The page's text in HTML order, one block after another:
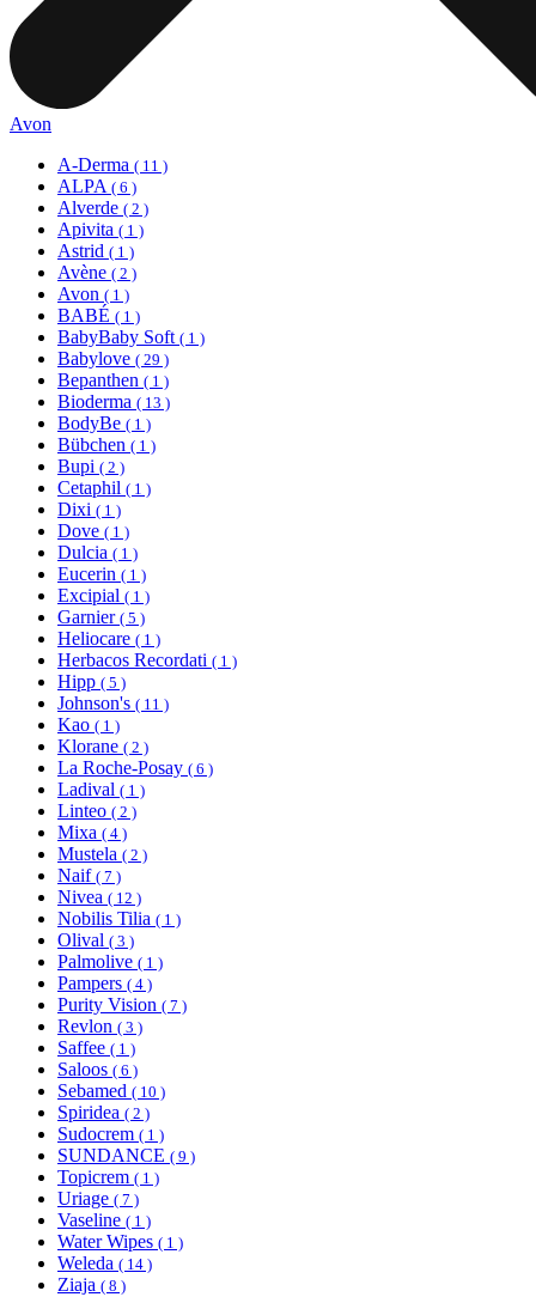
Avon
A-Derma ( 11 )
ALPA ( 6 )
Alverde ( 2 )
Apivita ( 1 )
Astrid ( 1 )
Avène ( 2 )
Avon ( 1 )
BABÉ ( 1 )
BabyBaby Soft ( 1 )
Babylove ( 29 )
Bepanthen ( 1 )
Bioderma ( 13 )
BodyBe ( 1 )
Bübchen ( 1 )
Bupi ( 2 )
Cetaphil ( 1 )
Dixi ( 1 )
Dove ( 1 )
Dulcia ( 1 )
Eucerin ( 1 )
Excipial ( 1 )
Garnier ( 5 )
Heliocare ( 1 )
Herbacos Recordati ( 1 )
Hipp ( 5 )
Johnson's ( 11 )
Kao ( 1 )
Klorane ( 2 )
La Roche-Posay ( 6 )
Ladival ( 1 )
Linteo ( 2 )
Mixa ( 4 )
Mustela ( 2 )
Naif ( 7 )
Nivea ( 12 )
Nobilis Tilia ( 1 )
Olival ( 3 )
Palmolive ( 1 )
Pampers ( 4 )
Purity Vision ( 7 )
Revlon ( 3 )
Saffee ( 1 )
Saloos ( 6 )
Sebamed ( 10 )
Spiridea ( 2 )
Sudocrem ( 1 )
SUNDANCE ( 9 )
Topicrem ( 1 )
Uriage ( 7 )
Vaseline ( 1 )
Water Wipes ( 1 )
Weleda ( 14 )
Ziaja ( 8 )